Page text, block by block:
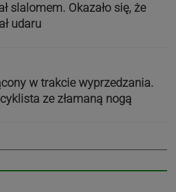
slalomem. Okazało się, że
udaru
w trakcie wyprzedzania.
ze złamaną nogą